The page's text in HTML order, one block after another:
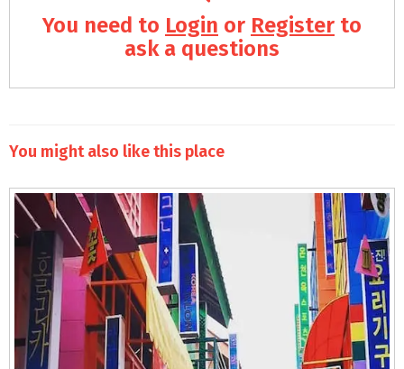
You need to Login or Register to
ask a questions
You might also like this place